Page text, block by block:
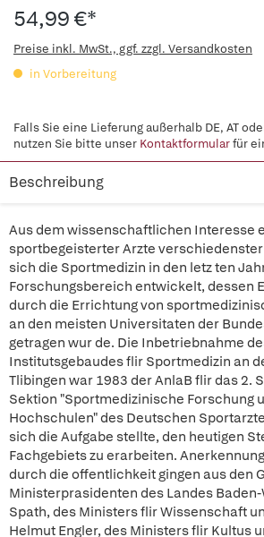
54,99 €*
Preise inkl. MwSt., ggf. zzgl. Versandkosten
in Vorbereitung
Falls Sie eine Lieferung außerhalb DE, AT
nutzen Sie bitte unser Kontaktformularfür
Beschreibung
Aus dem wissenschaftlichen Interesse
sportbegeisterter Arzte
sich die Sportmedizin in den letz ten
Forschungsbereich entwickelt, dessen
durch die Errichtung von
an den meisten Universitaten der
getragen wur de. Die Inbetriebnahme
Institutsgebaudes flir Sportmedizin an
Tlibingen war 1983 der AnlaB flir das 2.
Sektion "Sportmedizinische Forschung
Hochschulen" des Deutschen
sich die Aufgabe stellte, den heutigen
Fachgebiets zu erarbeiten.
durch die offentlichkeit gingen aus den
Ministerprasidenten des Landes
Spath, des Ministers flir Wissenschaft
Helmut Engler, des Ministers flir Kultus